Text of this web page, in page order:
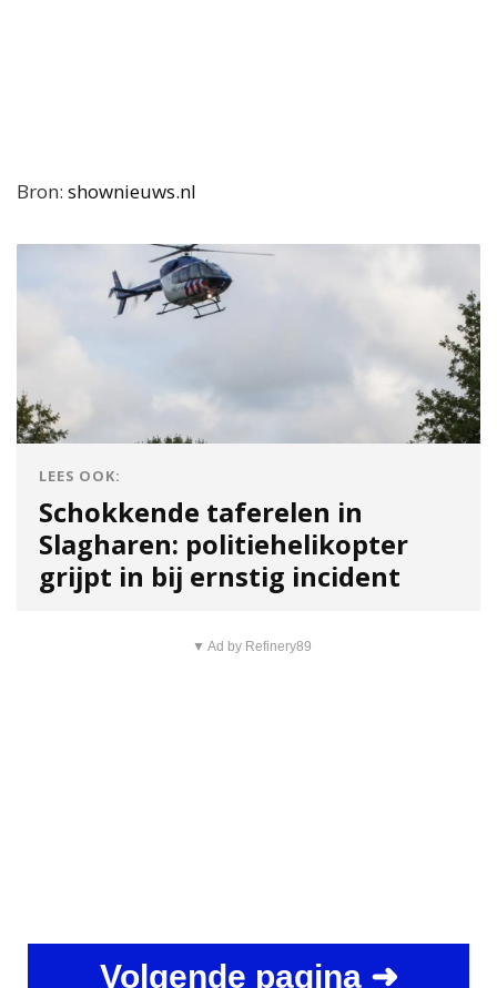
Bron: shownieuws.nl
LEES OOK:
Schokkende taferelen in
Slagharen: politiehelikopter
grijpt in bij ernstig incident
▼ Ad by Refinery89
Volgende pagina ➜